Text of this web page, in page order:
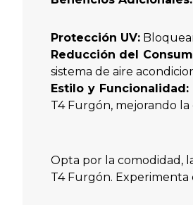
Protección UV:
Reducción del
sistema de aire
Estilo y Funcionalidad:
T4 Furgón, mejorando
Opta por la comodidad,
T4 Furgón. Experimenta